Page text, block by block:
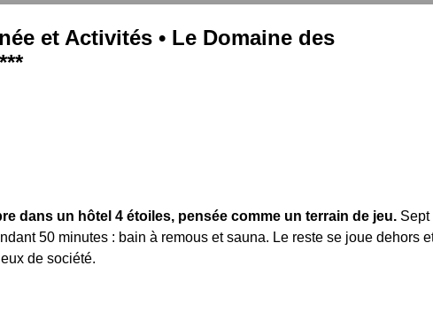
et Activités • Le Domaine des
dans un hôtel 4 étoiles, pensée comme un terrain de jeu. Sept
50 minutes : bain à remous et sauna. Le reste se joue dehors
de société.